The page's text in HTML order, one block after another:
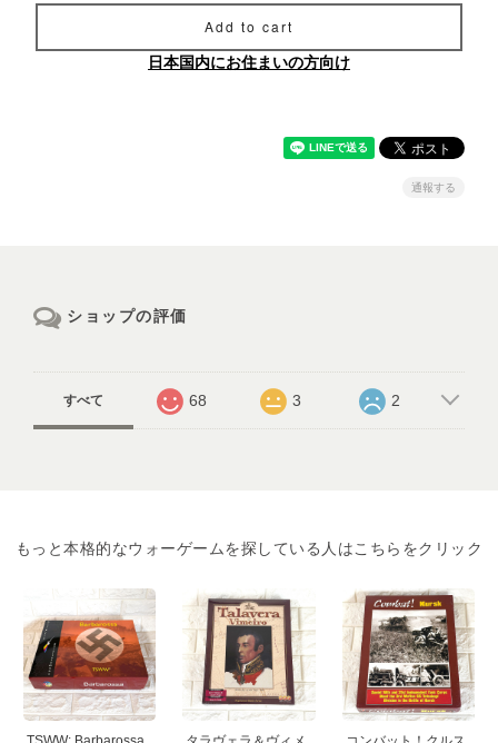
Add to cart
日本国内にお住まいの方向け
通報する
ショップの評価
すべて 68 3 2
もっと本格的なウォーゲームを探している人はこちらをクリック
TSWW: Barbarossa タラヴェラ＆ヴィメ コンバット！クルス